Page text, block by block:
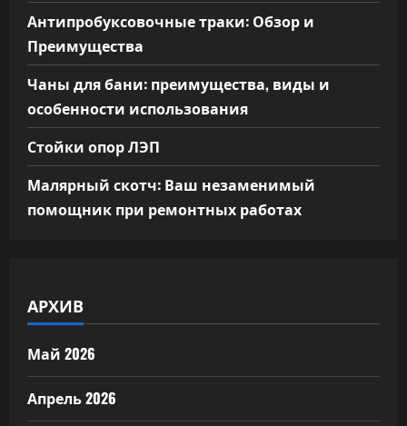
Антипробуксовочные траки: Обзор и
Преимущества
Чаны для бани: преимущества, виды и
особенности использования
Стойки опор ЛЭП
Малярный скотч: Ваш незаменимый
помощник при ремонтных работах
АРХИВ
Май 2026
Апрель 2026